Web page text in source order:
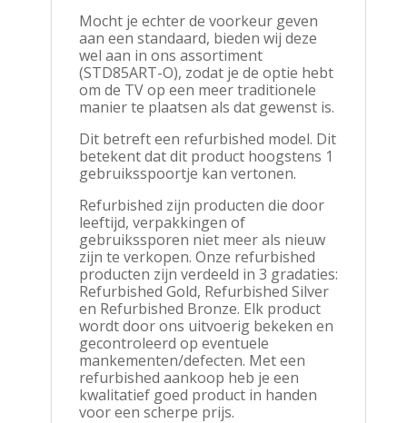
Mocht je echter de voorkeur geven
aan een standaard, bieden wij deze
wel aan in ons assortiment
(STD85ART-O), zodat je de optie hebt
om de TV op een meer traditionele
manier te plaatsen als dat gewenst is.
Dit betreft een refurbished model. Dit
betekent dat dit product hoogstens 1
gebruiksspoortje kan vertonen.
Refurbished zijn producten die door
leeftijd, verpakkingen of
gebruikssporen niet meer als nieuw
zijn te verkopen. Onze refurbished
producten zijn verdeeld in 3 gradaties:
Refurbished Gold, Refurbished Silver
en Refurbished Bronze. Elk product
wordt door ons uitvoerig bekeken en
gecontroleerd op eventuele
mankementen/defecten. Met een
refurbished aankoop heb je een
kwalitatief goed product in handen
voor een scherpe prijs.